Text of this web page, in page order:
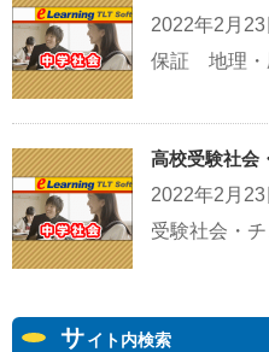
2022年2月
保証 地理・
高校受験社会
2022年2月
受験社会・
サイト内検索